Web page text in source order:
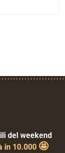
del weekend
in 10.000 🤩